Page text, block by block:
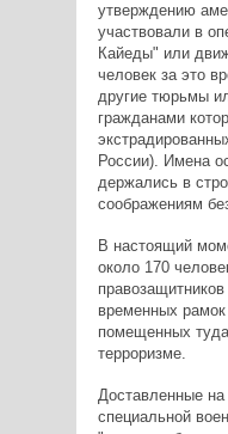
утверждению
участвовали в
Кайеды" или
человек за это
другие тюрьмы
гражданами
России). Имена
держались в
соображениям
В настоящий
около 170
временных
помещенных
терроризме.
Доставленные
специальной